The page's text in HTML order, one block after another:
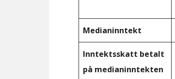
Medianinntekt
Inntektsskatt betalt
på medianinntekten